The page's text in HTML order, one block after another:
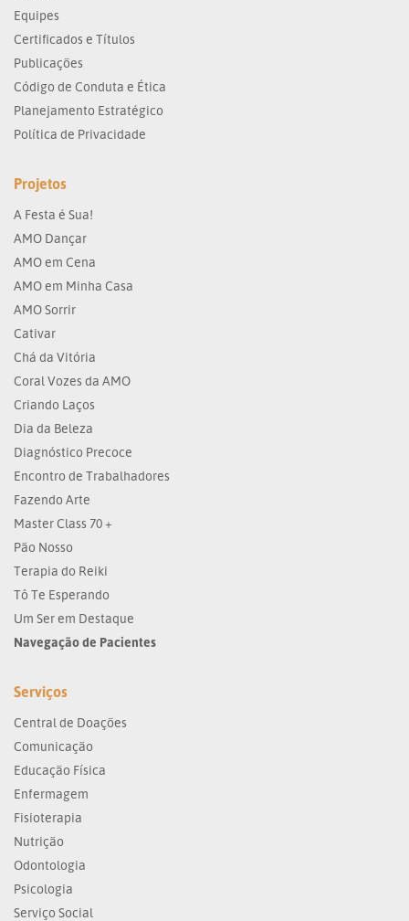
Equipes
Certificados e Títulos
Publicações
Código de Conduta e Ética
Planejamento Estratégico
Política de Privacidade
Projetos
A Festa é Sua!
AMO Dançar
AMO em Cena
AMO em Minha Casa
AMO Sorrir
Cativar
Chá da Vitória
Coral Vozes da AMO
Criando Laços
Dia da Beleza
Diagnóstico Precoce
Encontro de Trabalhadores
Fazendo Arte
Master Class 70 +
Pão Nosso
Terapia do Reiki
Tô Te Esperando
Um Ser em Destaque
Navegação de Pacientes
Serviços
Central de Doações
Comunicação
Educação Física
Enfermagem
Fisioterapia
Nutrição
Odontologia
Psicologia
Serviço Social